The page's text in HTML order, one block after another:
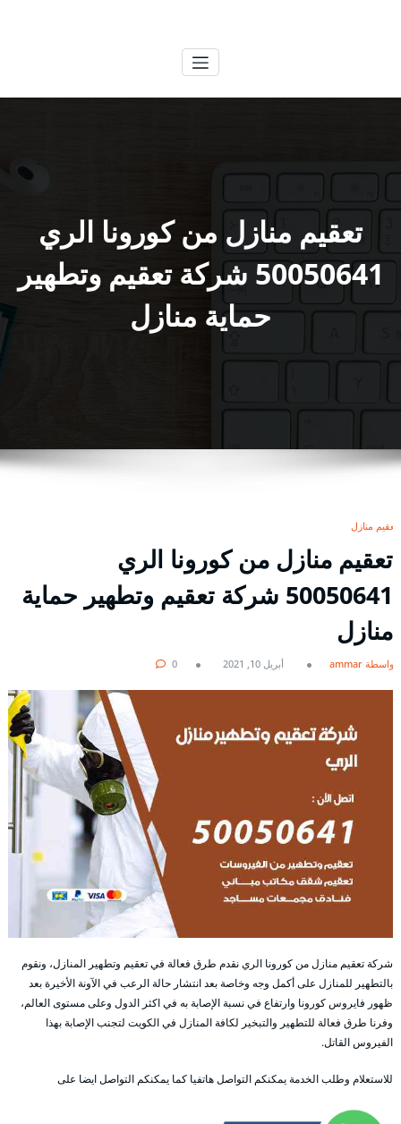
تعقيم منازل من كورونا الري
50050641 شركة تعقيم وتطهير
حماية منازل
تعقيم منازل
تعقيم منازل من كورونا الري
50050641 شركة تعقيم وتطهير حماية
منازل
بواسطة ammar أبريل 10, 2021 0
شركة تعقيم منازل من كورونا الري نقدم طرق فعالة في تعقيم وتطهير المنازل، ونقوم
بالتطهير للمنازل على أكمل وجه وخاصة بعد انتشار حالة الرعب في الآونة الأخيرة بعد
ظهور فايروس كورونا وارتفاع في نسبة الإصابة به في اكثر الدول وعلى مستوى العالم،
وفرنا طرق فعالة للتطهير والتبخير لكافة المنازل في الكويت لتجنب الإصابة بهذا
الفيروس القاتل.
للاستعلام وطلب الخدمة يمكنكم التواصل هاتفيا كما يمكنكم التواصل ايضا على